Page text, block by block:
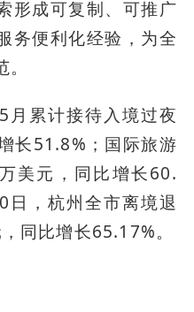
形成可复制、可推广
务便利化经验，为全
月累计接待入境过夜
长51.8%；国际旅游
美元，同比增长60.
，杭州全市离境退
同比增长65.17%。